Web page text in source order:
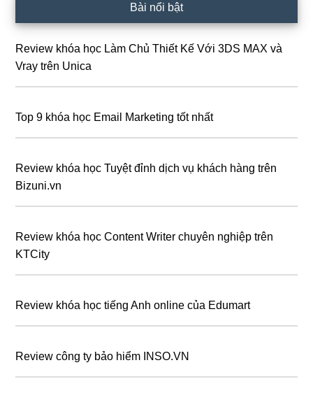
chính
Bài nổi bật
Review khóa học Làm Chủ Thiết Kế Với 3DS MAX và
Vray trên Unica
Top 9 khóa học Email Marketing tốt nhất
Review khóa học Tuyệt đỉnh dịch vụ khách hàng trên
Bizuni.vn
Review khóa học Content Writer chuyên nghiệp trên
KTCity
Review khóa học tiếng Anh online của Edumart
Review công ty bảo hiểm INSO.VN